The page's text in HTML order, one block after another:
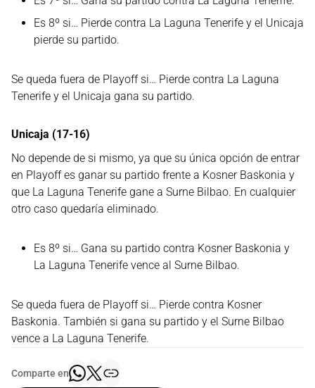
Es 8º si… Pierde contra La Laguna Tenerife y el Unicaja
pierde su partido.
Se queda fuera de Playoff si… Pierde contra La Laguna
Tenerife y el Unicaja gana su partido.
Unicaja (17-16)
No depende de si mismo, ya que su única opción de entrar
en Playoff es ganar su partido frente a Kosner Baskonia y
que La Laguna Tenerife gane a Surne Bilbao. En cualquier
otro caso quedaría eliminado.
Es 8º si… Gana su partido contra Kosner Baskonia y
La Laguna Tenerife vence al Surne Bilbao.
Se queda fuera de Playoff si… Pierde contra Kosner
Baskonia. También si gana su partido y el Surne Bilbao
vence a La Laguna Tenerife.
Comparte en